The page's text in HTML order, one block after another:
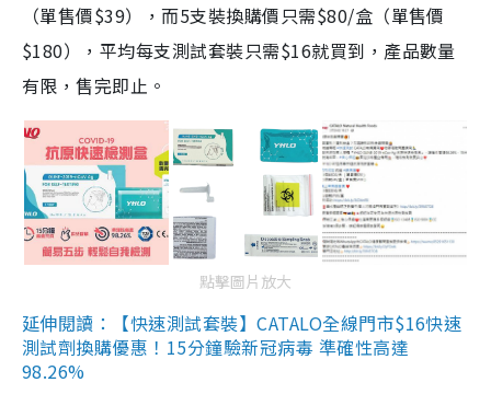
（單售價$39），而5支裝換購價只需$80/盒（單售價
$180），平均每支測試套裝只需$16就買到，產品數量
有限，售完即止。
點擊圖片放大
延伸閱讀：【快速測試套裝】CATALO全線門市$16快速
測試劑換購優惠！15分鐘驗新冠病毒 準確性高達
98.26%